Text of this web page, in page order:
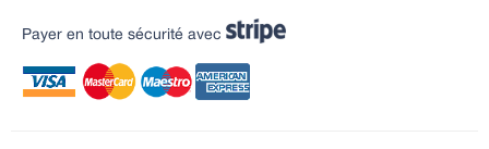
Payer en toute sécurité avec